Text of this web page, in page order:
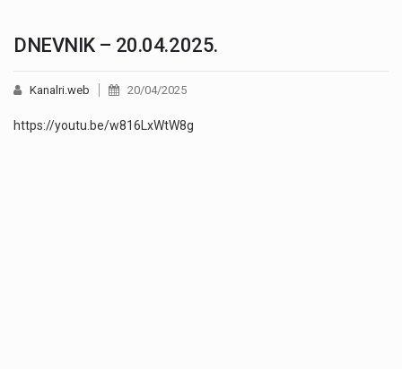
DNEVNIK – 20.04.2025.
Kanalri.web 20/04/2025
https://youtu.be/w816LxWtW8g